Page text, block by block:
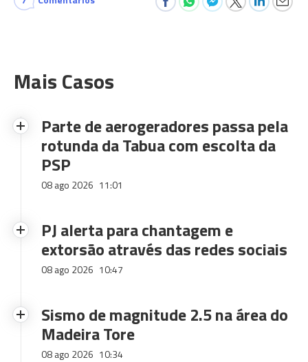
Mais Casos
Parte de aerogeradores passa pela
rotunda da Tabua com escolta da
PSP
08 ago 2026 11:01
PJ alerta para chantagem e
extorsão através das redes sociais
08 ago 2026 10:47
Sismo de magnitude 2.5 na área do
Madeira Tore
08 ago 2026 10:34